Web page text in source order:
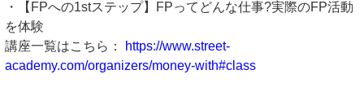
・【FPへの1stステップ】FPってどんな仕事?実際のFP活動
を体験
講座一覧はこちら：
https://www.street-
academy.com/organizers/money-with#class